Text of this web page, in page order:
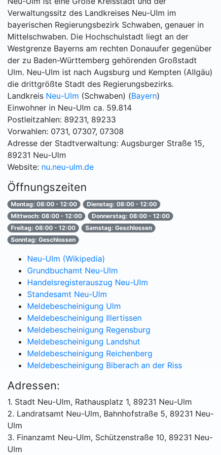
Verwaltungssitz des Landkreises Neu-Ulm im
bayerischen Regierungsbezirk Schwaben, genauer in
Mittelschwaben. Die Hochschulstadt liegt an der
Westgrenze Bayerns am rechten Donauufer gegenüber
der zu Baden-Württemberg gehörenden Großstadt
Ulm. Neu-Ulm ist nach Augsburg und Kempten (Allgäu)
die drittgrößte Stadt des Regierungsbezirks.
Landkreis Neu-Ulm (Schwaben) (Bayern)
Einwohner in Neu-Ulm ca. 59.814
Postleitzahlen: 89231, 89233
Vorwahlen: 0731, 07307, 07308
Adresse der Stadtverwaltung: Augsburger Straße 15,
89231 Neu-Ulm
Website: nu.neu-ulm.de
Öffnungszeiten
Montag: 08:00 - 12:00
Dienstag: 08:00 - 12:00
Mittwoch: 08:00 - 12:00
Donnerstag: 08:00 - 12:00
Freitag: 08:00 - 12:00
Samstag: Geschlossen
Sonntag: Geschlossen
Neu-Ulm (Wikipedia)
Grundbuchamt Neu-Ulm
Handelsregisterauszug Neu-Ulm
Standesamt Neu-Ulm
Meldebescheinigung Ulm
Meldebescheinigung Illertissen
Meldebescheinigung Regensburg
Meldebescheinigung Landshut
Meldebescheinigung Reichenberg
Meldebescheinigung Biberach an der Riss
Adressen:
1. Stadt Neu-Ulm, Rathausplatz 1, 89231 Neu-Ulm
2. Landratsamt Neu-Ulm, Bahnhofstraße 5, 89231 Neu-
Ulm
3. Finanzamt Neu-Ulm, Schützenstraße 10, 89231 Neu-
Ulm